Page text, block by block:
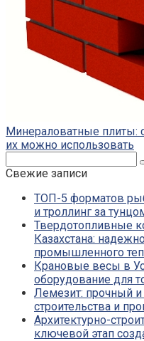
Минераловатные плиты:
их можно использовать
Свежие записи
ТОП-5 форматов
и троллинг за
Твердотопливные
Казахстана:
промышленного
Крановые весы в
оборудование для
Лемезит: прочный
строительства и
Архитектурно-
ключевой этап